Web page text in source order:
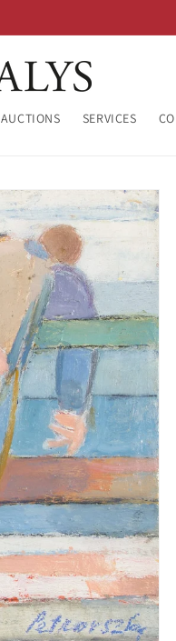
AUCTIONS SERVICES